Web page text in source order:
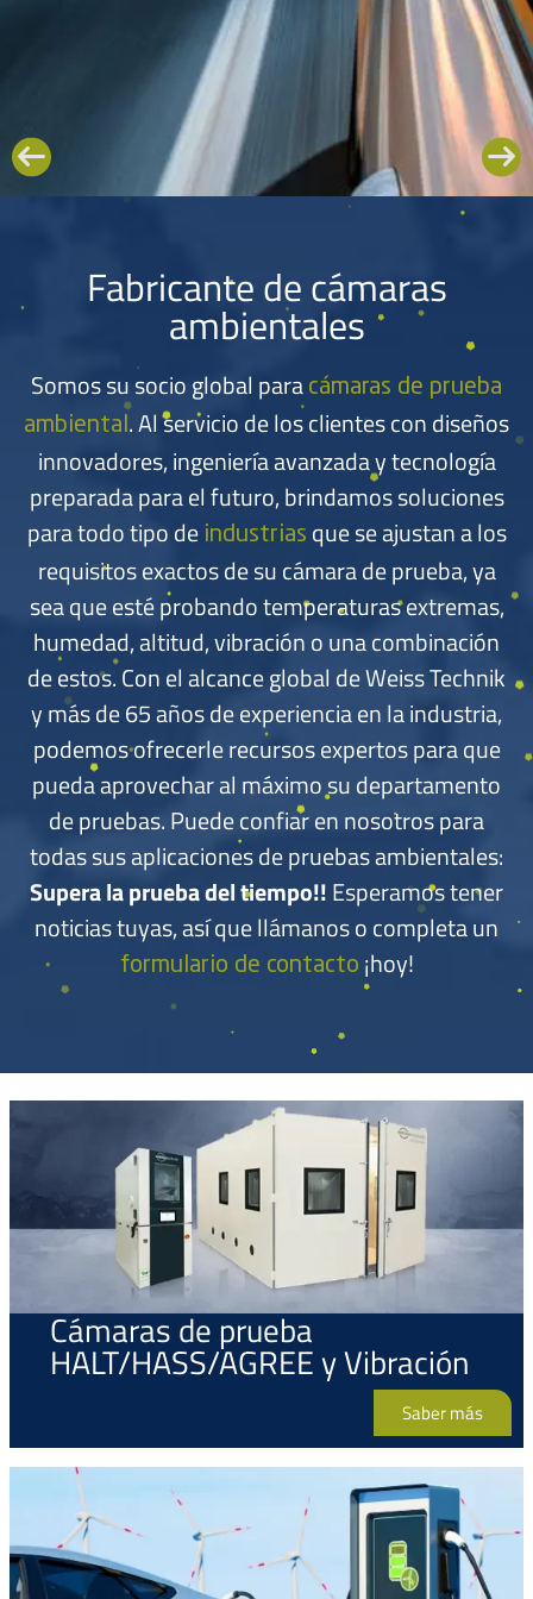
Para cámaras de
pruebas ambientales
Permítanos ayudarlo en todos los requisitos de su equipo de prueba
ambiental.
Contamos con soluciones de cámaras de prueba prediseñadas y
personalizadas que se adaptan a sus aplicaciones de prueba
exactas.
Conozca más
Fabricante de cámaras
ambientales
Somos su socio global para cámaras de prueba
ambiental. Al servicio de los clientes con diseños
innovadores, ingeniería avanzada y tecnología
preparada para el futuro, brindamos soluciones
para todo tipo de industrias que se ajustan a los
requisitos exactos de su cámara de prueba, ya
sea que esté probando temperaturas extremas,
humedad, altitud, vibración o una combinación
de estos. Con el alcance global de Weiss Technik
y más de 65 años de experiencia en la industria,
podemos ofrecerle recursos expertos para que
pueda aprovechar al máximo su departamento
de pruebas. Puede confiar en nosotros para
todas sus aplicaciones de pruebas ambientales:
Supera la prueba del tiempo!!Esperamos tener
noticias tuyas, así que llámanos o completa un
formulario de contacto ¡hoy!
Cámaras de prueba
HALT/HASS/AGREE y Vibración
Saber más